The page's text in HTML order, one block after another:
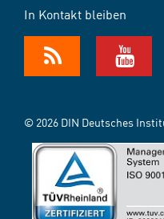
In Kontakt bleiben
© 2026 DIN Deutsches